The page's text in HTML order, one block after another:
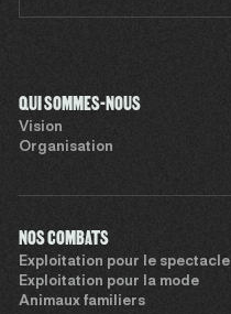
QUI SOMMES-NOUS
Vision
Organisation
NOS COMBATS
Exploitation pour le spectacle
Exploitation pour la mode
Animaux familiers